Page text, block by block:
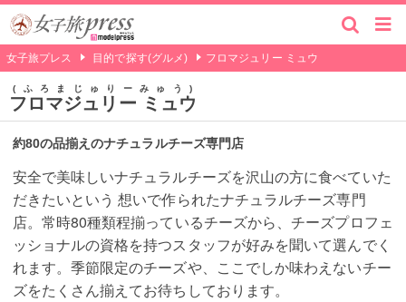
女子旅プレス 目的で探す(グルメ) フロマジュリー ミュウ
フロマジュリー ミュウ
ふろまじゅりーみゅう
約80の品揃えのナチュラルチーズ専門店
安全で美味しいナチュラルチーズを沢山の方に食べていた
だきたいという 想いで作られたナチュラルチーズ専門
店。常時80種類程揃っているチーズから、チーズプロフェ
ッショナルの資格を持つスタッフが好みを聞いて選んでく
れます。季節限定のチーズや、ここでしか味わえないチー
ズをたくさん揃えてお待ちしております。